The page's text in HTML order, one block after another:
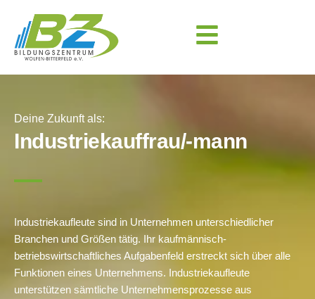
Deine Zukunft als:
Industriekauffrau/-mann
Industriekaufleute sind in Unternehmen unterschiedlicher
Branchen und Größen tätig. Ihr kaufmännisch-
betriebswirtschaftliches Aufgabenfeld erstreckt sich über alle
Funktionen eines Unternehmens. Industriekaufleute
unterstützen sämtliche Unternehmensprozesse aus